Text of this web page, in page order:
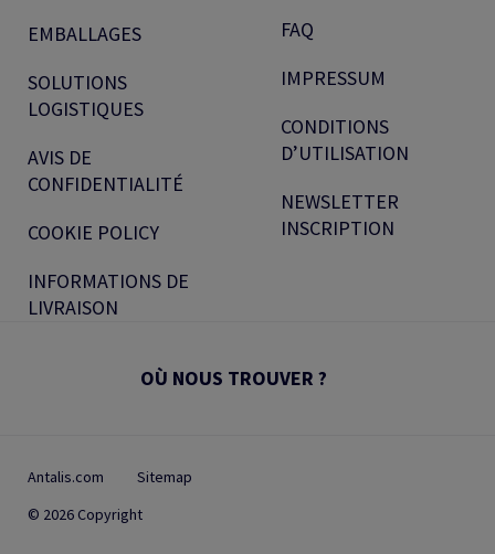
EMBALLAGES
SOLUTIONS
LOGISTIQUES
AVIS DE
CONFIDENTIALITÉ
COOKIE POLICY
INFORMATIONS DE
LIVRAISON
FAQ
IMPRESSUM
CONDITIONS
D’UTILISATION
NEWSLETTER
INSCRIPTION
OÙ NOUS TROUVER ?
Antalis.com
Sitemap
© 2026 Copyright